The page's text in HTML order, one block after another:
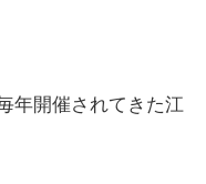
年開催されてきた江